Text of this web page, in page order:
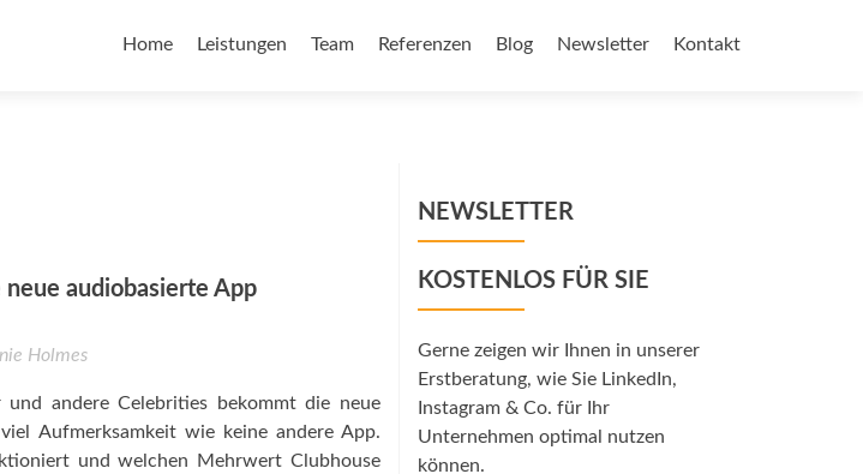
Home Leistungen Team Referenzen Blog Newsletter Kontakt
audiobasierte App
Holmes
und andere Celebrities bekommt die neue
Aufmerksamkeit wie keine andere App.
und welchen Mehrwert Clubhouse
NEWSLETTER
KOSTENLOS FÜR SIE
Gerne zeigen wir Ihnen in unserer
Erstberatung, wie Sie LinkedIn,
Instagram & Co. für Ihr
Unternehmen optimal nutzen
können.